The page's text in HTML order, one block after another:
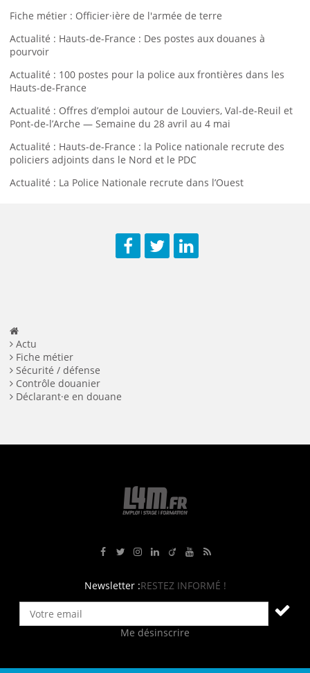
Fiche métier : Officier·ière de l'armée de terre
Actualité : Hauts-de-France : Des postes aux douanes à
pourvoir
Actualité : 100 postes pour la police aux frontières dans les
Hauts-de-France
Actualité : Offres d’emploi autour de Louviers, Val-de-Reuil et
Pont-de-l’Arche — Semaine du 28 avril au 4 mai
Actualité : Hauts-de-France : la Police nationale recrute des
policiers adjoints dans le Nord et le PDC
Actualité : La Police Nationale recrute dans l’Ouest
Actu
Fiche métier
Sécurité / défense
Contrôle douanier
Déclarant·e en douane
Newsletter :RESTEZ INFORMÉ !
Me désinscrire